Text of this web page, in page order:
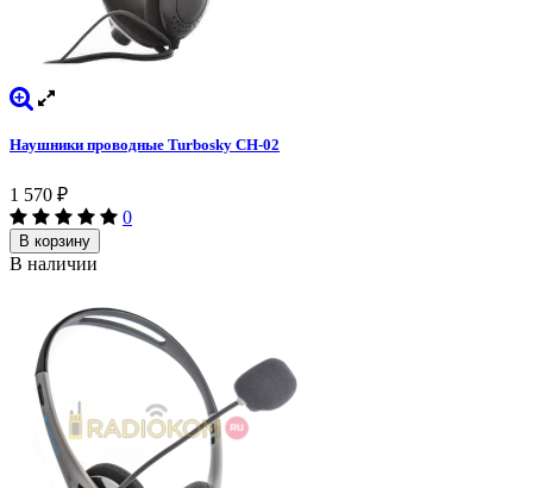
Наушники проводные Turbosky CH-02
1 570 ₽
0
В корзину
В наличии